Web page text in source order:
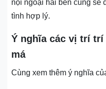
nội ngoại hai bên cũng sẽ
tình hợp lý.
Ý nghĩa các vị trí
má
Cùng xem thêm ý nghĩa